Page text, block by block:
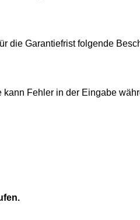
die Garantiefrist folgende
Fehler in der Eingabe